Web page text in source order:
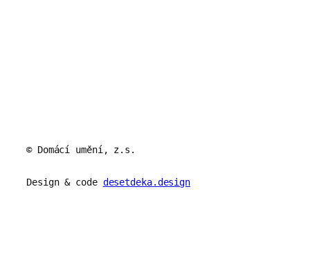
© Domácí umění, z.s.
Design & code desetdeka.design